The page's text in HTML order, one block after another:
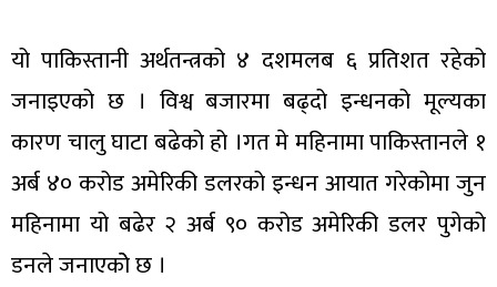
यो पाकिस्तानी अर्थतन्त्रको ४ दशमलब ६ प्रतिशत रहेको
जनाइएको छ । विश्व बजारमा बढ्दो इन्धनको मूल्यका
कारण चालु घाटा बढेको हो ।गत मे महिनामा पाकिस्तानले १
अर्ब ४० करोड अमेरिकी डलरको इन्धन आयात गरेकोमा जुन
महिनामा यो बढेर २ अर्ब ९० करोड अमेरिकी डलर पुगेको
डनले जनाएकोे छ ।